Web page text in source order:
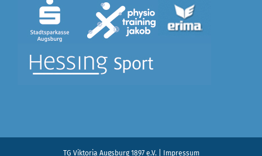
TG Viktoria Augsburg 1897 e.V.| Impressum